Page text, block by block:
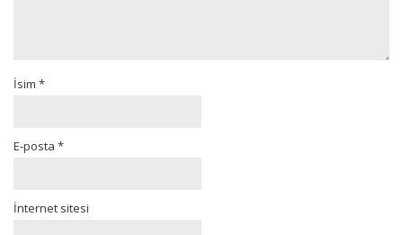
İsim *
E-posta *
İnternet sitesi